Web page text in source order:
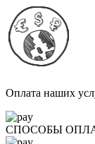
Оплата наших
СПОСОБЫ